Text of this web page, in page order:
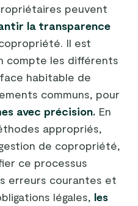
peuvent
la transparence
Il est
compte les différents
habitable de
communs, pour
avec précision. En
appropriés,
de copropriété,
ce processus
erreurs courantes et
légales, les